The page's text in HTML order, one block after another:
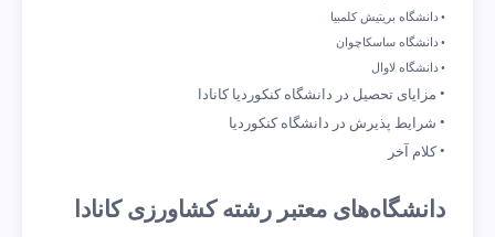
دانشگاه بریتیش کلمبیا
دانشگاه ساسکاچوان
دانشگاه لاوال
مزایای تحصیل در دانشگاه کنکوردیا کانادا
شرایط پذیرش در دانشگاه کنکوردیا
کلام آخر
دانشگاه‌های معتبر رشته کشاورزی کانادا